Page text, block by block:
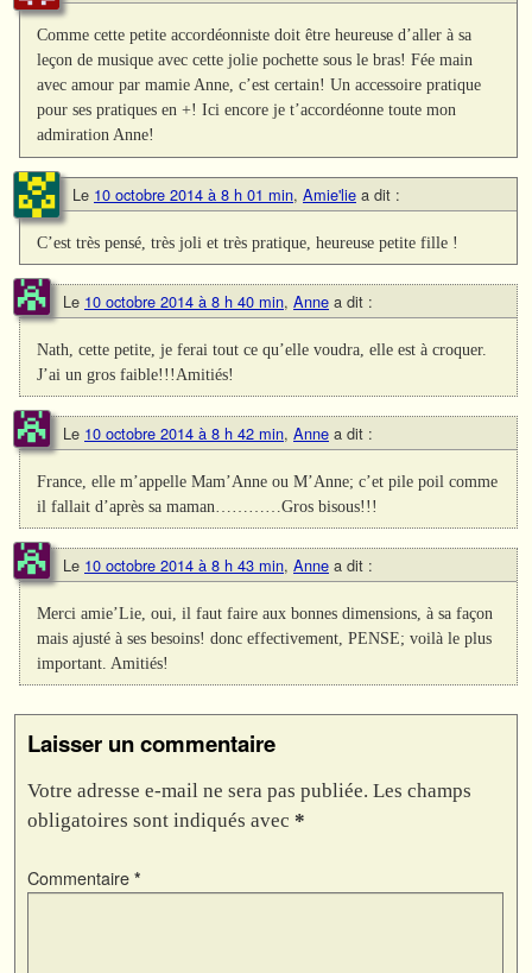
Comme cette petite accordéonniste doit être heureuse d’aller à sa
leçon de musique avec cette jolie pochette sous le bras! Fée main
avec amour par mamie Anne, c’est certain! Un accessoire pratique
pour ses pratiques en +! Ici encore je t’accordéonne toute mon
admiration Anne!
Le 10 octobre 2014 à 8 h 01 min, Amie'lie a dit :
C’est très pensé, très joli et très pratique, heureuse petite fille !
Le 10 octobre 2014 à 8 h 40 min, Anne a dit :
Nath, cette petite, je ferai tout ce qu’elle voudra, elle est à croquer.
J’ai un gros faible!!!Amitiés!
Le 10 octobre 2014 à 8 h 42 min, Anne a dit :
France, elle m’appelle Mam’Anne ou M’Anne; c’et pile poil comme
il fallait d’après sa maman…………Gros bisous!!!
Le 10 octobre 2014 à 8 h 43 min, Anne a dit :
Merci amie’Lie, oui, il faut faire aux bonnes dimensions, à sa façon
mais ajusté à ses besoins! donc effectivement, PENSE; voilà le plus
important. Amitiés!
Laisser un commentaire
Votre adresse e-mail ne sera pas publiée. Les champs
obligatoires sont indiqués avec *
Commentaire *